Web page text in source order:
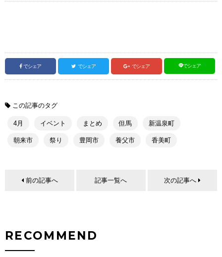
でシェア でシェア でシェア でシェア
この記事のタグ
4月 イベント まとめ 但馬 新温泉町
朝来市 祭り 豊岡市 養父市 香美町
前の記事へ 記事一覧へ 次の記事へ
RECOMMEND